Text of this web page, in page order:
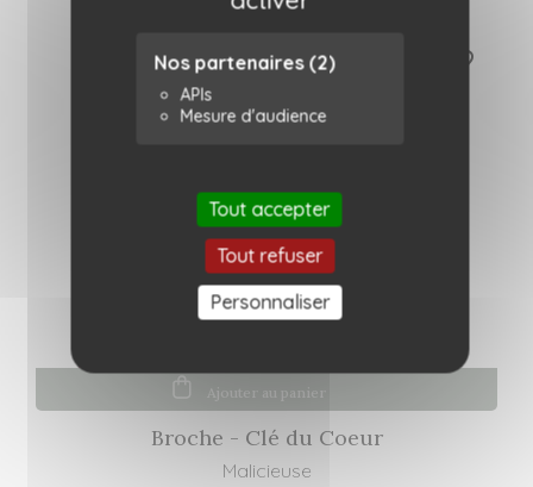
Nos partenaires (2)
APIs
Mesure d'audience
Tout accepter
Tout refuser
Personnaliser
Broche - Clé du Coeur
Malicieuse
Ajouter au panier
favorite_border